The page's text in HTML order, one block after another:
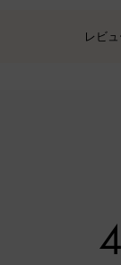
レビ